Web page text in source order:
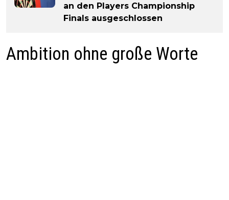
an den Players Championship
Finals ausgeschlossen
Ambition ohne große Worte